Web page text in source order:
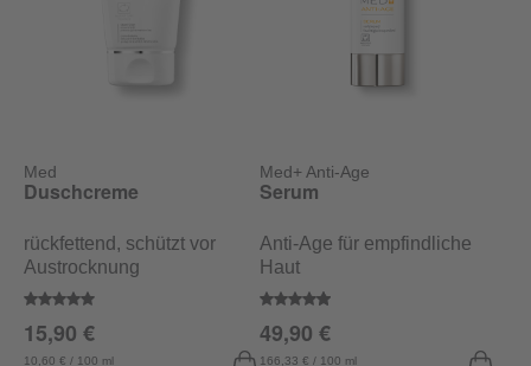
Med
Durchschnittliche Bewertung von 5 von 5 Sternen
Duschcreme
rückfettend, schützt vor
Austrocknung
10,60 € / 100 ml
15,90 €
Med+ Anti-Age
Durchschnittliche Bewertung
Serum
Anti-Age für empfindliche
Haut
166,33 € / 100 ml
49,90 €